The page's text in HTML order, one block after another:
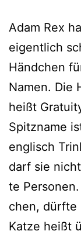
Adam Rex
eigent­lich
Händchen
Namen. Die
heißt
Spitzname
eng­lisch
darf sie
te
chen, dürf­te
Katze heißt